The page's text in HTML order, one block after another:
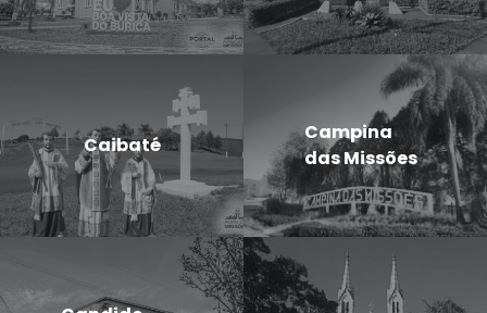
Caibaté
Campina
das Missões